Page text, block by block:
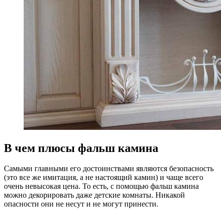
В чем плюсы фальш камина
Самыми главными его достоинствами являются безопасность
(это все же имитация, а не настоящий камин) и чаще всего
очень невысокая цена. То есть, с помощью фальш камина
можно декорировать даже детские комнаты. Никакой
опасности они не несут и не могут принести.